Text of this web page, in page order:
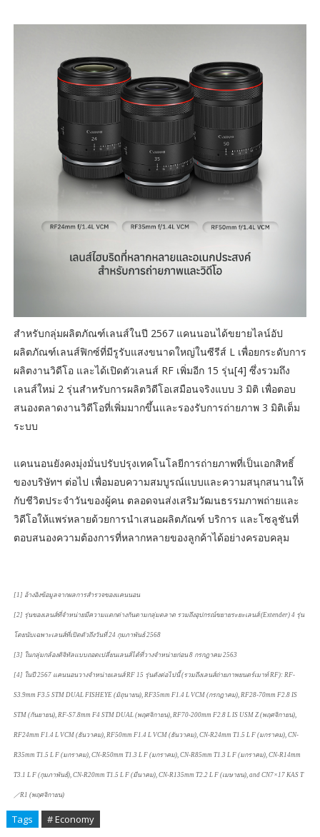
สำหรับกลุ่มผลิตภัณฑ์เลนส์ในปี 2567 แคนนอนได้ขยายไลน์อัป
ผลิตภัณฑ์เลนส์ฟิกซ์ที่มีรูรับแสงขนาดใหญ่ในซีรีส์ L เพื่อยกระดับการ
ผลิตงานวิดีโอ และได้เปิดตัวเลนส์ RF เพิ่มอีก 15 รุ่น[4] ซึ่งรวมถึง
เลนส์ใหม่ 2 รุ่นสำหรับการผลิตวิดีโอเสมือนจริงแบบ 3 มิติ เพื่อตอบ
สนองตลาดงานวิดีโอที่เพิ่มมากขึ้นและรองรับการถ่ายภาพ 3 มิติเต็ม
ระบบ
แคนนอนยังคงมุ่งมั่นปรับปรุงเทคโนโลยีการถ่ายภาพที่เป็นเอกสิทธิ์
ของบริษัทฯ ต่อไป เพื่อมอบความสมบูรณ์แบบและความสนุกสนานให้
กับชีวิตประจำวันของผู้คน ตลอดจนส่งเสริมวัฒนธรรมภาพถ่ายและ
วิดีโอให้แพร่หลายด้วยการนำเสนอผลิตภัณฑ์ บริการ และโซลูชันที่
ตอบสนองความต้องการที่หลากหลายของลูกค้าได้อย่างครอบคลุม
[1] อ้างอิงข้อมูลจากผลการสำรวจของแคนนอน
[2] รุ่นของเลนส์ที่จำหน่ายมีความแตกต่างกันตามกลุ่มตลาด รวมถึงอุปกรณ์ขยายระยะเลนส์ (Extender) 4 รุ่น
โดยนับเฉพาะเลนส์ที่เปิดตัวถึงวันที่ 24 กุมภาพันธ์ 2568
[3] ในกลุ่มกล้องดิจิทัลแบบถอดเปลี่ยนเลนส์ได้ที่วางจำหน่ายก่อน 8 กรกฎาคม 2563
[4] ในปี 2567 แคนนอนวางจำหน่ายเลนส์ RF 15 รุ่นดังต่อไปนี้ (รวมถึงเลนส์ถ่ายภาพยนตร์เมาท์ RF): RF-
S3.9mm F3.5 STM DUAL FISHEYE (มิถุนายน), RF35mm F1.4 L VCM (กรกฎาคม), RF28-70mm F2.8 IS
STM (กันยายน), RF-S7.8mm F4 STM DUAL (พฤศจิกายน), RF70-200mm F2.8 L IS USM Z (พฤศจิกายน),
RF24mm F1.4 L VCM (ธันวาคม), RF50mm F1.4 L VCM (ธันวาคม), CN-R24mm T1.5 L F (มกราคม), CN-
R35mm T1.5 L F (มกราคม), CN-R50mm T1.3 L F (มกราคม), CN-R85mm T1.3 L F (มกราคม), CN-R14mm
T3.1 L F (กุมภาพันธ์), CN-R20mm T1.5 L F (มีนาคม), CN-R135mm T2.2 L F (เมษายน), and CN7×17 KAS T
／R1 (พฤศจิกายน)
Tags # Economy